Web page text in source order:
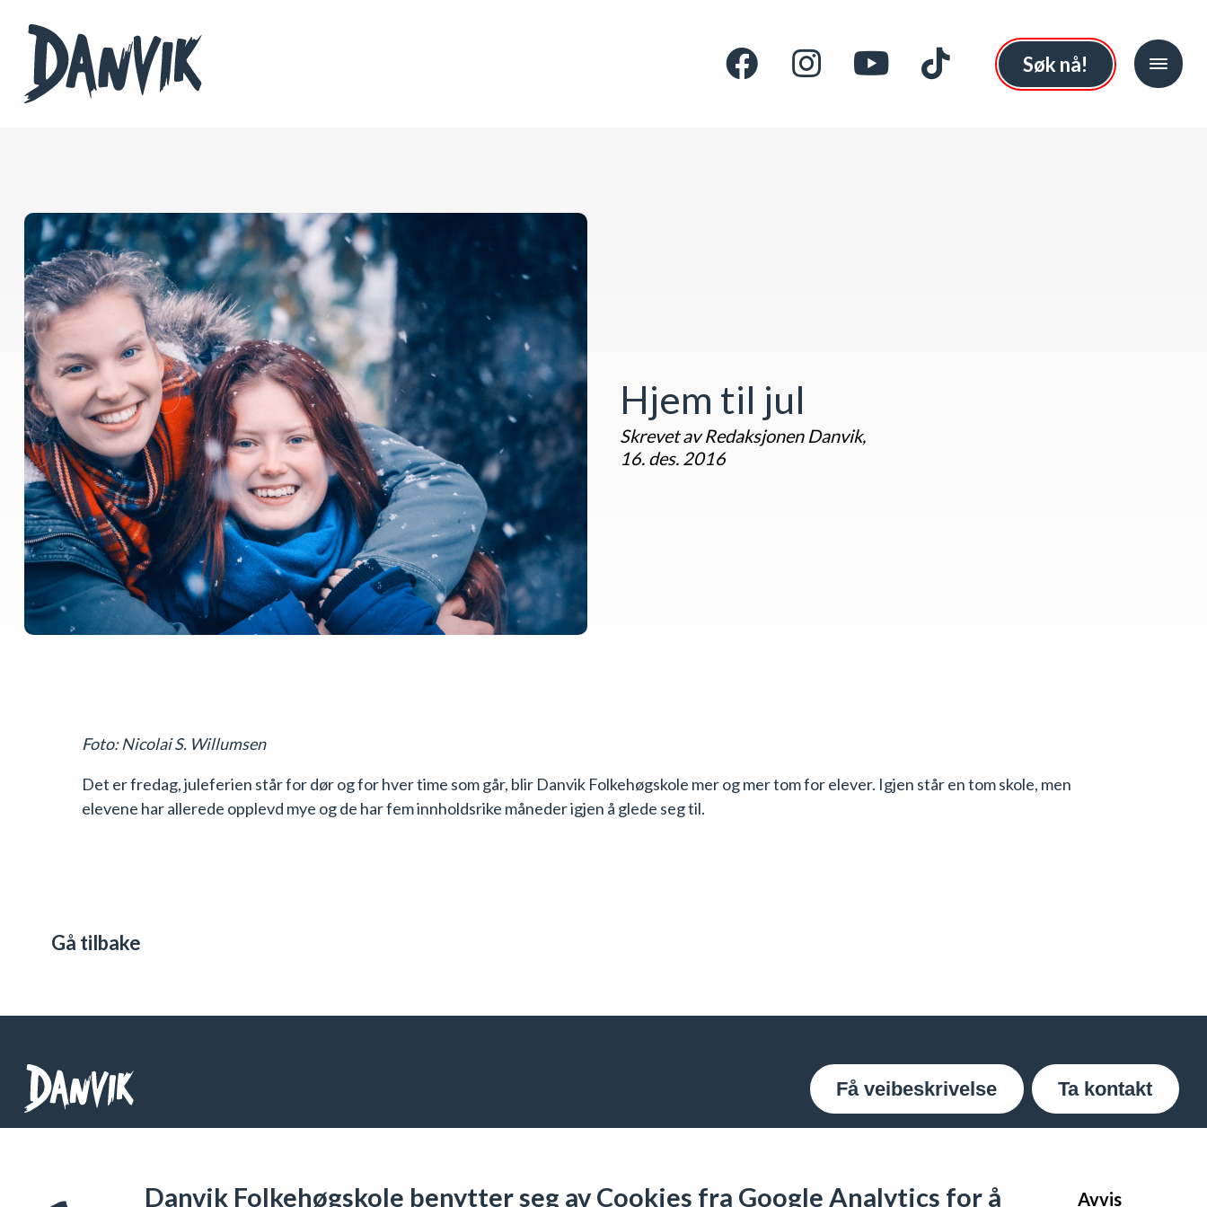
Danvik Folkehøgskole benytter seg av Cookies fra Google Analytics for å Avvis
Søk nå!
Hjem til jul
Skrevet av Redaksjonen Danvik,
16. des. 2016
Foto: Nicolai S. Willumsen
Det er fredag, juleferien står for dør og for hver time som går, blir Danvik Folkehøgskole mer og mer tom for elever. Igjen står en tom skole, men
elevene har allerede opplevd mye og de har fem innholdsrike måneder igjen å glede seg til.
Gå tilbake
Få veibeskrivelse Ta kontakt